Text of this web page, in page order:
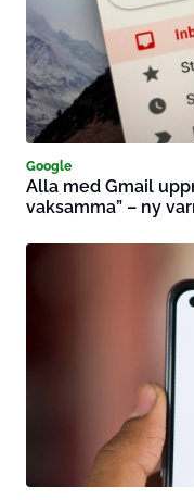
Google
Alla med Gmail
vaksamma” – ny